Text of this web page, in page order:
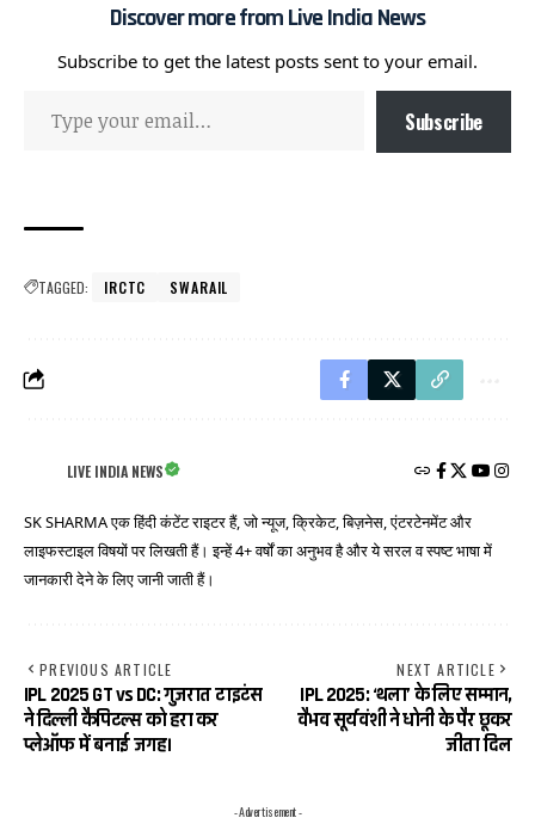
Discover more from Live India News
Subscribe to get the latest posts sent to your email.
Subscribe
TAGGED: IRCTC SWARAIL
LIVE INDIA NEWS
SK SHARMA एक हिंदी कंटेंट राइटर हैं, जो न्यूज, क्रिकेट, बिज़नेस, एंटरटेनमेंट और
लाइफस्टाइल विषयों पर लिखती हैं। इन्हें 4+ वर्षों का अनुभव है और ये सरल व स्पष्ट भाषा में
जानकारी देने के लिए जानी जाती हैं।
PREVIOUS ARTICLE
IPL 2025 GT vs DC: गुजरात टाइटंस
ने दिल्ली कैपिटल्स को हरा कर
प्लेऑफ में बनाई जगह।
NEXT ARTICLE
IPL 2025: ‘थला’ के लिए सम्मान,
वैभव सूर्यवंशी ने धोनी के पैर छूकर
जीता दिल
- Advertisement -